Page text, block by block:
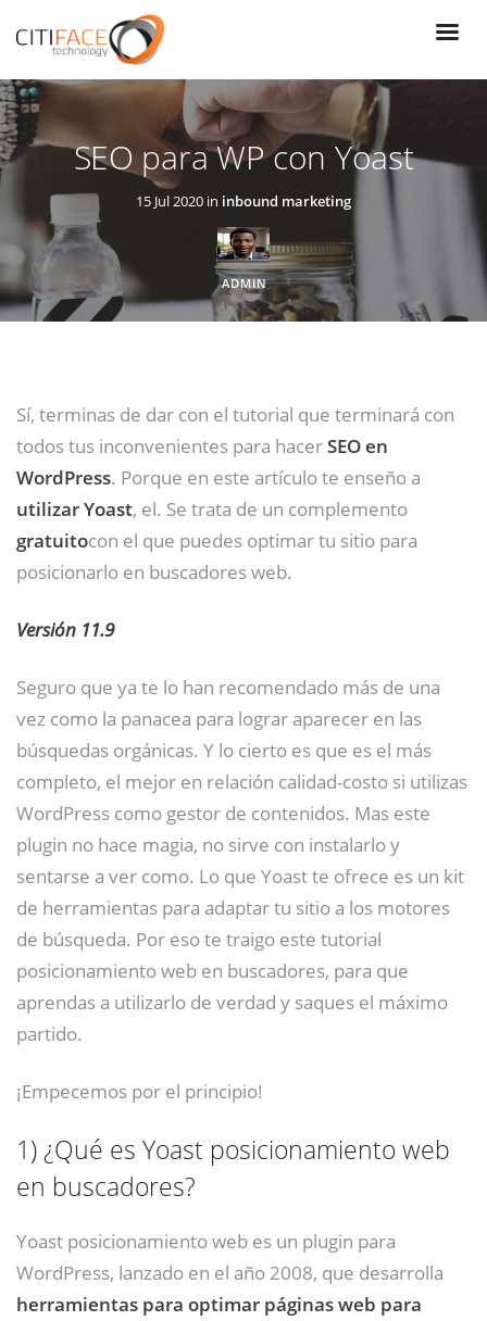
contenido
principal
SEO para WP con Yoast
15 Jul 2020 in inbound marketing
ADMIN
Sí, terminas de dar con el tutorial que terminará con
todos tus inconvenientes para hacerSEO en
WordPress. Porque en este artículo te enseño a
utilizar Yoast, el. Se trata de un complemento
gratuitocon el que puedes optimar tu sitio para
posicionarlo en buscadores web.
Versión 11.9
Seguro que ya te lo han recomendado más de una
vez como la panacea para lograr aparecer en las
búsquedas orgánicas. Y lo cierto es que es el más
completo, el mejor en relación calidad-costo si utilizas
WordPress como gestor de contenidos. Mas este
plugin no hace magia, no sirve con instalarlo y
sentarse a ver como. Lo que Yoast te ofrece es un kit
de herramientas para adaptar tu sitio a los motores
de búsqueda. Por eso te traigo este tutorial
posicionamiento web en buscadores, para que
aprendas a utilizarlo de verdad y saques el máximo
partido.
¡Empecemos por el principio!
1)¿Qué es Yoast posicionamiento web
en buscadores?
Yoast posicionamiento web es un plugin para
WordPress, lanzado en el año 2008, que desarrolla
herramientas para optimar páginas web para